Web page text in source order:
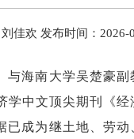
佳欢 发布时间：2026-
与海南大学吴楚豪
学中文顶尖期刊《经
已成为继土地、劳